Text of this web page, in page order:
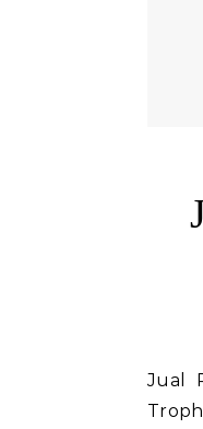
Jual Piala Wisuda, Trophy Wisuda Marmer, Patung Wisuda Marmer Jual Piala Wisuda,